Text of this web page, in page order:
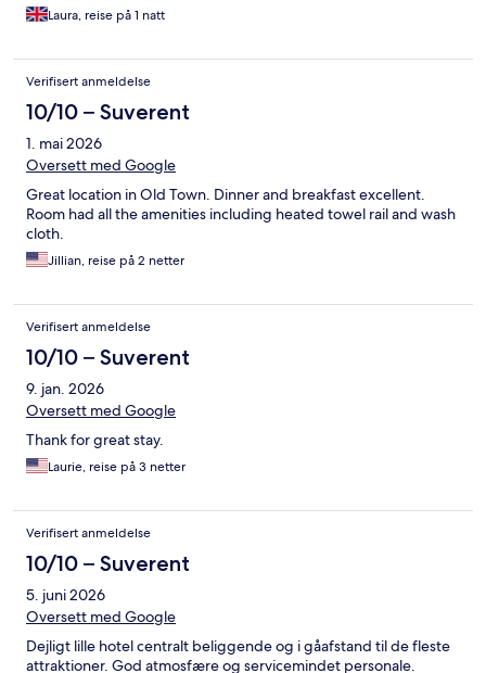
Laura, reise på 1 natt
Verifisert anmeldelse
10/10 – Suverent
1. mai 2026
Oversett med Google
Great location in Old Town. Dinner and breakfast excellent.
Room had all the amenities including heated towel rail and wash
cloth.
Jillian, reise på 2 netter
Verifisert anmeldelse
10/10 – Suverent
9. jan. 2026
Oversett med Google
Thank for great stay.
Laurie, reise på 3 netter
Verifisert anmeldelse
10/10 – Suverent
5. juni 2026
Oversett med Google
Dejligt lille hotel centralt beliggende og i gåafstand til de fleste
attraktioner. God atmosfære og servicemindet personale.